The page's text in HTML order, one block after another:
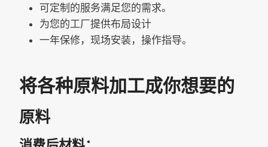
可定制的服务满足您的需求。
为您的工厂提供布局设计
一年保修，现场安装，操作指导。
将各种原料加工成你想要的
原料